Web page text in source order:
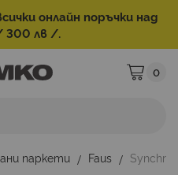
онлайн поръчки над
300 лв /.
Моята
0
паркети Faus Synchro